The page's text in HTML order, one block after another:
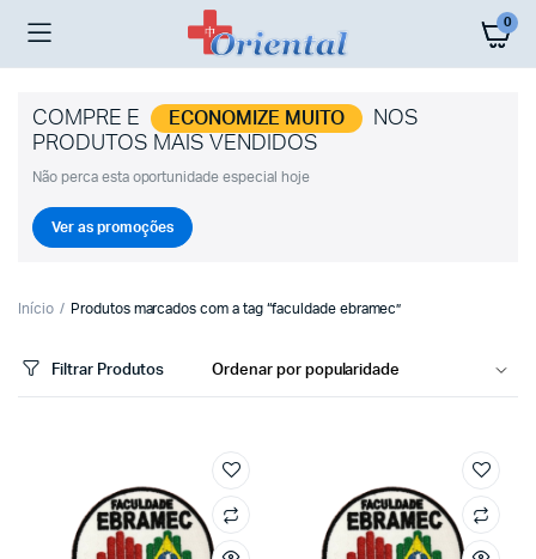
0
COMPRE E ECONOMIZE MUITO
NOS
PRODUTOS MAIS VENDIDOS
Não perca esta oportunidade especial hoje
Ver as promoções
Início Produtos marcados com a tag “faculdade ebramec”
Filtrar Produtos